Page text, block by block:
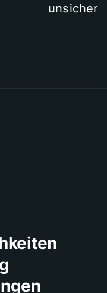
unsicher